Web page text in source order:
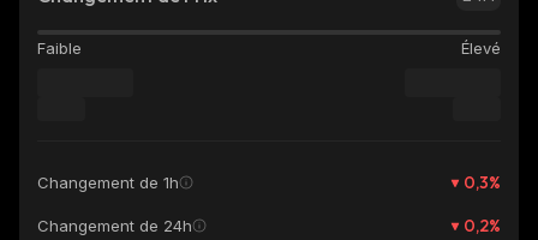
Faible Élevé
Changement de 1h 0,3%
Changement de 24h 0,2%